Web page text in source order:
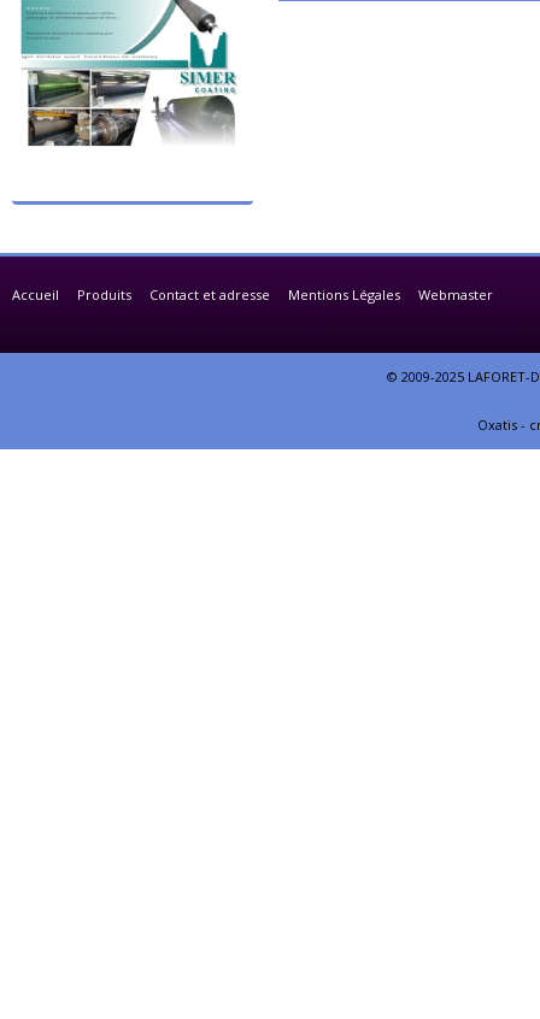
Accueil Produits Contact et adresse Mentions Légales Webmaster
© 2009-2025 LAFORET-
Oxatis -